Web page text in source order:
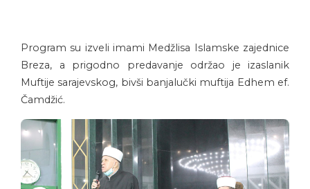
Program su izveli imami Medžlisa Islamske zajednice
Breza, a prigodno predavanje održao je izaslanik
Muftije sarajevskog, bivši banjalučki muftija Edhem ef.
Čamdžić.